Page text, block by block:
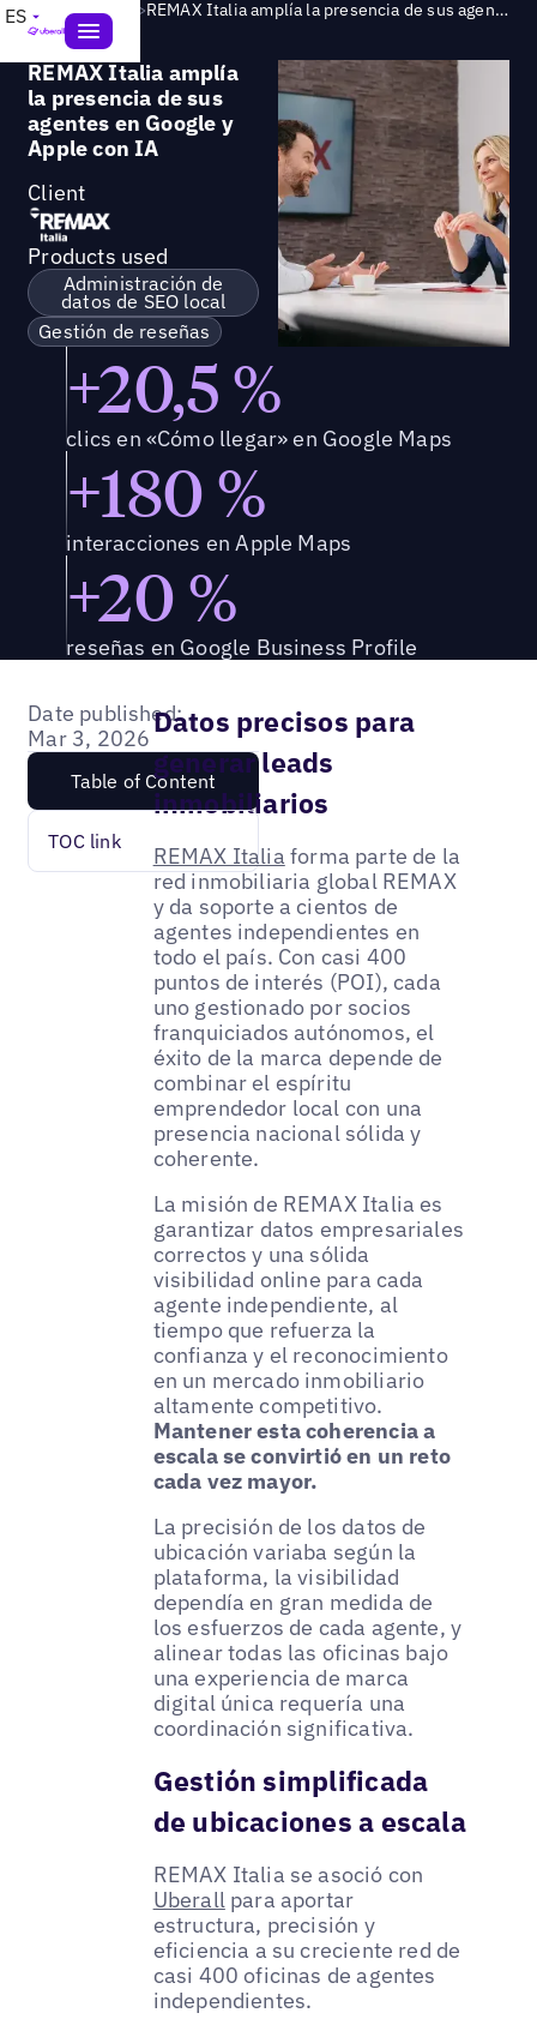
ES Success Story > REMAX Italia amplía la presencia de sus agentes en Google y Apple con IA
REMAX Italia amplía
la presencia de sus
agentes en Google y
Apple con IA
Client
Products used
Administración de
datos de SEO local
Gestión de reseñas
+20,5 %
clics en «Cómo llegar» en Google Maps
+180 %
interacciones en Apple Maps
+20 %
reseñas en Google Business Profile
Date published:
Mar 3, 2026
Table of Content
TOC link
Datos precisos para
generar leads
inmobiliarios
REMAX Italia forma parte de la
red inmobiliaria global REMAX
y da soporte a cientos de
agentes independientes en
todo el país. Con casi 400
puntos de interés (POI), cada
uno gestionado por socios
franquiciados autónomos, el
éxito de la marca depende de
combinar el espíritu
emprendedor local con una
presencia nacional sólida y
coherente.
La misión de REMAX Italia es
garantizar datos empresariales
correctos y una sólida
visibilidad online para cada
agente independiente, al
tiempo que refuerza la
confianza y el reconocimiento
en un mercado inmobiliario
altamente competitivo.
Mantener esta coherencia a
escala se convirtió en un reto
cada vez mayor.
La precisión de los datos de
ubicación variaba según la
plataforma, la visibilidad
dependía en gran medida de
los esfuerzos de cada agente, y
alinear todas las oficinas bajo
una experiencia de marca
digital única requería una
coordinación significativa.
Gestión simplificada
de ubicaciones a escala
REMAX Italia se asoció con
Uberallpara aportar
estructura, precisión y
eficiencia a su creciente red de
casi 400 oficinas de agentes
independientes.